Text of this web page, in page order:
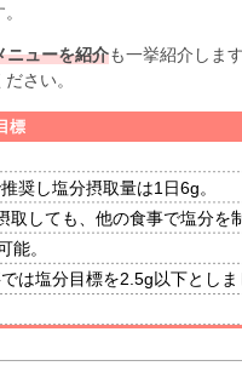
ニューを紹介も一挙紹介しま
さい。
標
奨し塩分摂取量は1日6g。
取しても、他の食事で塩分を
能。
は塩分目標を2.5g以下としま